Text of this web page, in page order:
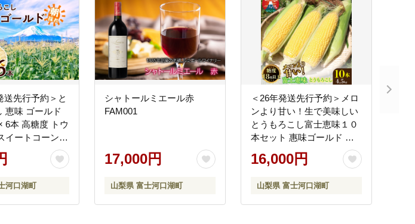
送先行予約＞と
恵味 ゴールド
6本 高糖度 トウ
イートコーン
ローコーン 黄
ジューシー 野
菜出荷組合 山
口湖町 FEM001
河口湖町
シャトールミエール赤
FAM001
17,000円
山梨県 富士河口湖町
＜26年発送先行予約＞メロ
ンより甘い！生で美味しい
とうもろこし富士恵味１０
本セット 惠味ゴールド ス
イートコーン FAH003
16,000円
山梨県 富士河口湖町